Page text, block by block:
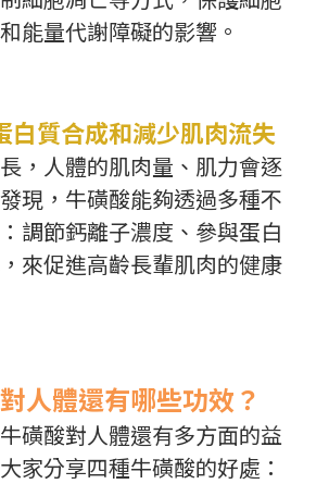
能量代謝障礙的影響。
白質合成和減少肌肉流失
，人體的肌肉量、肌力會逐
現，牛磺酸能夠透過多種不
調節鈣離子濃度、參與蛋白
來促進高齡長輩肌肉的健康
人體還有哪些功效？
磺酸對人體還有多方面的益
家分享四種牛磺酸的好處：